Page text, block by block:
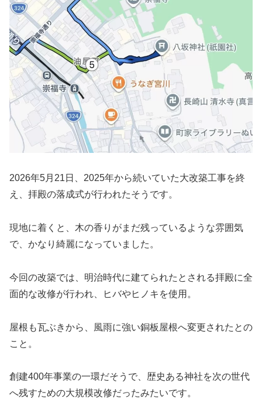
2026年5月21日、2025年から続いていた大改築工事を終
え、拝殿の落成式が行われたそうです。
現地に着くと、木の香りがまだ残っているような雰囲気
で、かなり綺麗になっていました。
今回の改築では、明治時代に建てられたとされる拝殿に全
面的な改修が行われ、ヒバやヒノキを使用。
屋根も瓦ぶきから、風雨に強い銅板屋根へ変更されたとの
こと。
創建400年事業の一環だそうで、歴史ある神社を次の世代
へ残すための大規模改修だったみたいです。